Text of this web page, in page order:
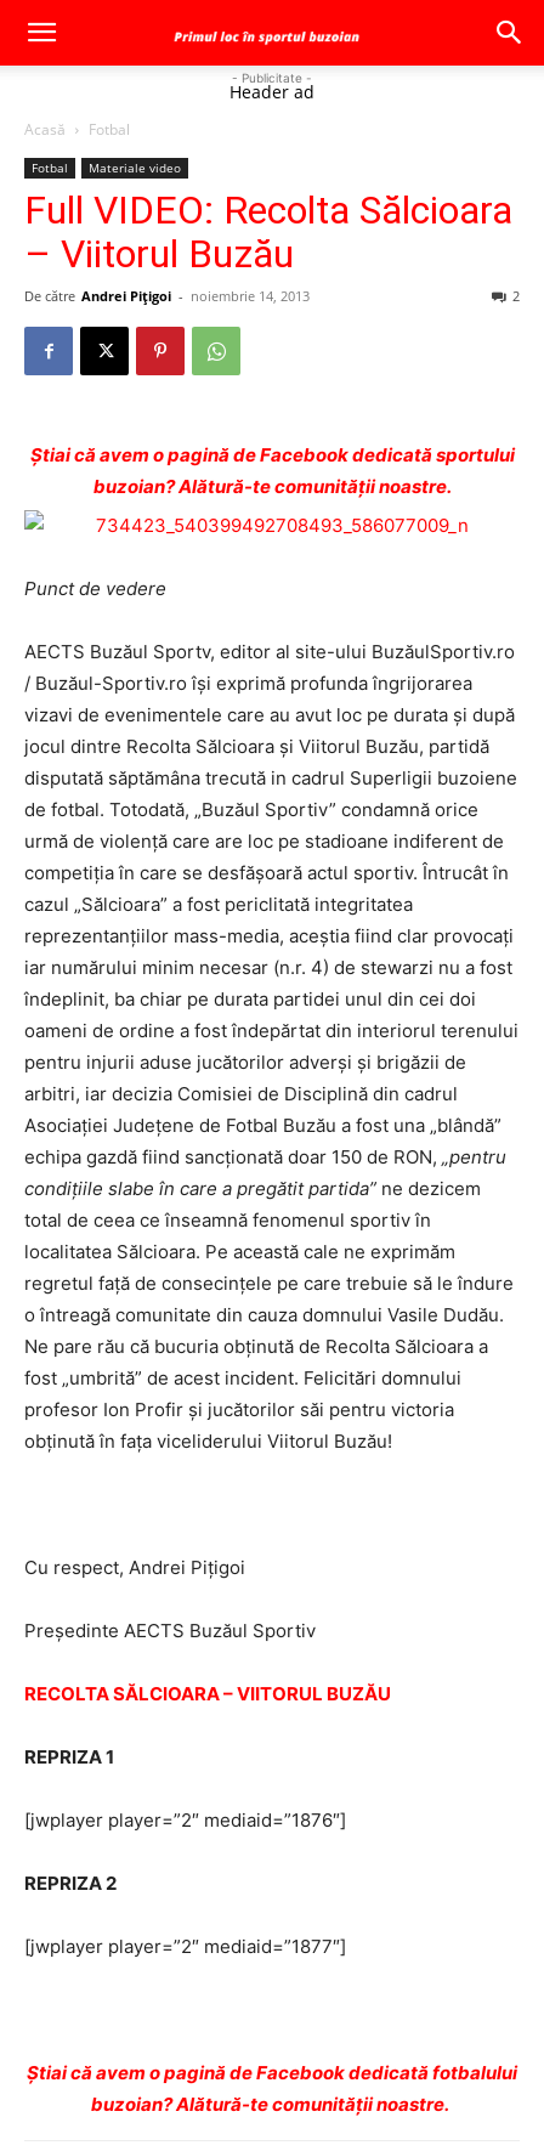
- Publicitate -
Header ad
Acasă Fotbal
Fotbal Materiale video
Full VIDEO: Recolta Sălcioara
– Viitorul Buzău
De către Andrei Pițigoi - noiembrie 14, 2013 2
Ştiai că avem o pagină de Facebook dedicată sportului
buzoian? Alătură-te comunității noastre.
Punct de vedere
AECTS Buzăul Sportv, editor al site-ului BuzăulSportiv.ro
/ Buzăul-Sportiv.ro îşi exprimă profunda îngrijorarea
vizavi de evenimentele care au avut loc pe durata şi după
jocul dintre Recolta Sălcioara şi Viitorul Buzău, partidă
disputată săptămâna trecută in cadrul Superligii buzoiene
de fotbal. Totodată, „Buzăul Sportiv” condamnă orice
urmă de violenţă care are loc pe stadioane indiferent de
competiţia în care se desfăşoară actul sportiv. Întrucât în
cazul „Sălcioara” a fost periclitată integritatea
reprezentanţiilor mass-media, aceştia fiind clar provocaţi
iar numărului minim necesar (n.r. 4) de stewarzi nu a fost
îndeplinit, ba chiar pe durata partidei unul din cei doi
oameni de ordine a fost îndepărtat din interiorul terenului
pentru injurii aduse jucătorilor adverşi şi brigăzii de
arbitri, iar decizia Comisiei de Disciplină din cadrul
Asociaţiei Judeţene de Fotbal Buzău a fost una „blândă”
echipa gazdă fiind sancţionată doar 150 de RON, „pentru
condiţiile slabe în care a pregătit partida” ne dezicem
total de ceea ce înseamnă fenomenul sportiv în
localitatea Sălcioara. Pe această cale ne exprimăm
regretul faţă de consecinţele pe care trebuie să le îndure
o întreagă comunitate din cauza domnului Vasile Dudău.
Ne pare rău că bucuria obţinută de Recolta Sălcioara a
fost „umbrită” de acest incident. Felicitări domnului
profesor Ion Profir şi jucătorilor săi pentru victoria
obţinută în faţa viceliderului Viitorul Buzău!
Cu respect, Andrei Piţigoi
Preşedinte AECTS Buzăul Sportiv
RECOLTA SĂLCIOARA – VIITORUL BUZĂU
REPRIZA 1
[jwplayer player=”2″ mediaid=”1876″]
REPRIZA 2
[jwplayer player=”2″ mediaid=”1877″]
Ştiai că avem o pagină de Facebook dedicată fotbalului
buzoian? Alătură-te comunității noastre.